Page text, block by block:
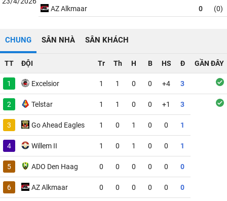
AZ Alkmaar
0 (0)
CHUNG SÂN NHÀ SÂN KHÁCH
TT ĐỘI Tr Th H B HS Đ GẦN ĐÂY
1 Excelsior 1 1 0 0 +4 3
2 Telstar 1 1 0 0 +1 3
3 Go Ahead Eagles 1 0 1 0 0 1
4 Willem II 1 0 1 0 0 1
5 ADO Den Haag 0 0 0 0 0 0
6 AZ Alkmaar 0 0 0 0 0 0